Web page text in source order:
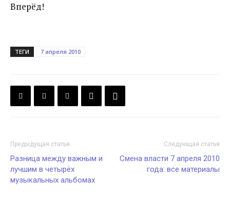
Вперёд!
ТЕГИ 7 апреля 2010
Предыдущая статья
Разница между важным и
лучшим в четырёх
музыкальных альбомах
Следующая статья
Смена власти 7 апреля 2010
года: все материалы